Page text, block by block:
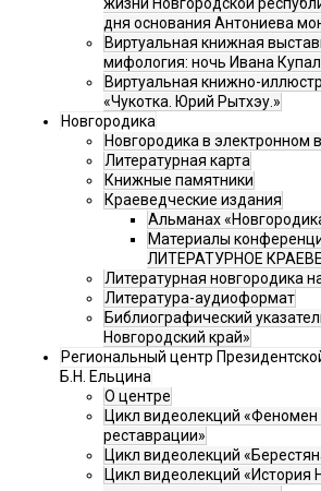
жизни Новгородской
дня основания Антониева
Виртуальная книжная
мифология: ночь Ивана
Виртуальная книжно-
«Чукотка. Юрий Рытхэу.»
Новгородика
Новгородика в электронном
Литературная карта
Книжные памятники
Краеведческие издания
Альманах
Материалы
ЛИТЕРАТУРНОЕ
Литературная новгородика
Литература-аудиоформат
Библиографический
Новгородский край»
Региональный центр
Б.Н. Ельцина
О центре
Цикл видеолекций «Феномен
реставрации»
Цикл видеолекций
Цикл видеолекций «История